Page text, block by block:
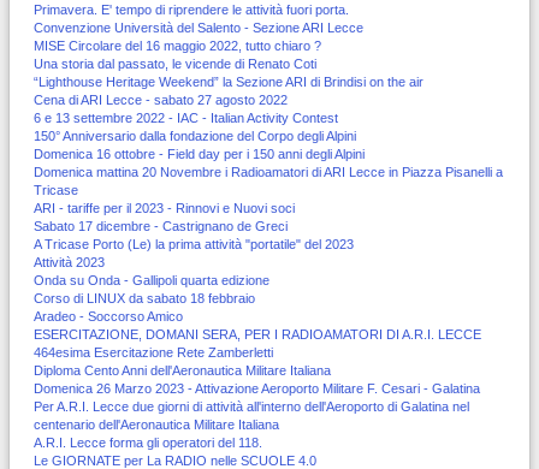
Primavera. E' tempo di riprendere le attività fuori porta.
Convenzione Università del Salento - Sezione ARI Lecce
MISE Circolare del 16 maggio 2022, tutto chiaro ?
Una storia dal passato, le vicende di Renato Coti
“Lighthouse Heritage Weekend” la Sezione ARI di Brindisi on the air
Cena di ARI Lecce - sabato 27 agosto 2022
6 e 13 settembre 2022 - IAC - Italian Activity Contest
150° Anniversario dalla fondazione del Corpo degli Alpini
Domenica 16 ottobre - Field day per i 150 anni degli Alpini
Domenica mattina 20 Novembre i Radioamatori di ARI Lecce in Piazza Pisanelli a
Tricase
ARI - tariffe per il 2023 - Rinnovi e Nuovi soci
Sabato 17 dicembre - Castrignano de Greci
A Tricase Porto (Le) la prima attività "portatile" del 2023
Attività 2023
Onda su Onda - Gallipoli quarta edizione
Corso di LINUX da sabato 18 febbraio
Aradeo - Soccorso Amico
ESERCITAZIONE, DOMANI SERA, PER I RADIOAMATORI DI A.R.I. LECCE
464esima Esercitazione Rete Zamberletti
Diploma Cento Anni dell'Aeronautica Militare Italiana
Domenica 26 Marzo 2023 - Attivazione Aeroporto Militare F. Cesari - Galatina
Per A.R.I. Lecce due giorni di attività all'interno dell'Aeroporto di Galatina nel
centenario dell'Aeronautica Militare Italiana
A.R.I. Lecce forma gli operatori del 118.
Le GIORNATE per La RADIO nelle SCUOLE 4.0